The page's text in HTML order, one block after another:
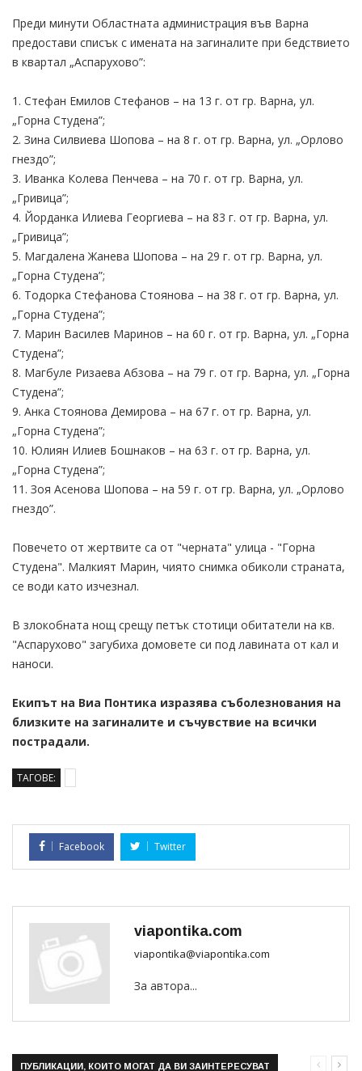
Преди минути Областната администрация във Варна
предостави списък с имената на загиналите при бедствието
в квартал „Аспарухово”:
1. Стефан Емилов Стефанов – на 13 г. от гр. Варна, ул.
„Горна Студена”;
2. Зина Силвиева Шопова – на 8 г. от гр. Варна, ул. „Орлово
гнездо”;
3. Иванка Колева Пенчева – на 70 г. от гр. Варна, ул.
„Гривица”;
4. Йорданка Илиева Георгиева – на 83 г. от гр. Варна, ул.
„Гривица”;
5. Магдалена Жанева Шопова – на 29 г. от гр. Варна, ул.
„Горна Студена”;
6. Тодорка Стефанова Стоянова – на 38 г. от гр. Варна, ул.
„Горна Студена”;
7. Марин Василев Маринов – на 60 г. от гр. Варна, ул. „Горна
Студена”;
8. Магбуле Ризаева Абзова – на 79 г. от гр. Варна, ул. „Горна
Студена”;
9. Анка Стоянова Демирова – на 67 г. от гр. Варна, ул.
„Горна Студена”;
10. Юлиян Илиев Бошнаков – на 63 г. от гр. Варна, ул.
„Горна Студена”;
11. Зоя Асенова Шопова – на 59 г. от гр. Варна, ул. „Орлово
гнездо”.
Повечето от жертвите са от "черната" улица - "Горна
Студена". Малкият Марин, чиято снимка обиколи страната,
се води като изчезнал.
В злокобната нощ срещу петък стотици обитатели на кв.
"Аспарухово" загубиха домовете си под лавината от кал и
наноси.
Екипът на Виа Понтика изразява съболезнования на
близките на загиналите и съчувствие на всички
пострадали.
ТАГОВЕ:
Facebook Twitter
viapontika.com
viapontika@viapontika.com
За автора...
ПУБЛИКАЦИИ, КОИТО МОГАТ ДА ВИ ЗАИНТЕРЕСУВАТ